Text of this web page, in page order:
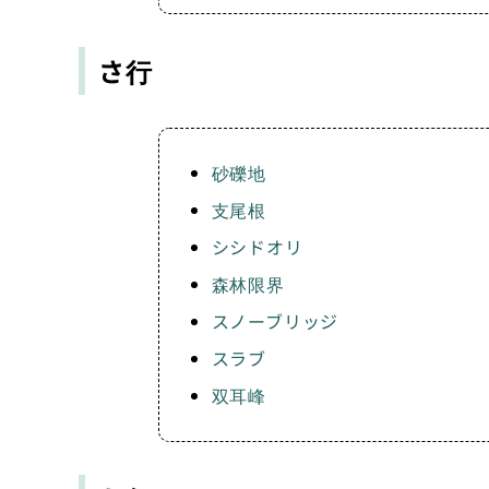
さ行
砂礫地
支尾根
シシドオリ
森林限界
スノーブリッジ
スラブ
双耳峰